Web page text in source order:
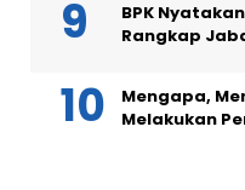
BPK
Rangkap
Mengapa,
Melakukan